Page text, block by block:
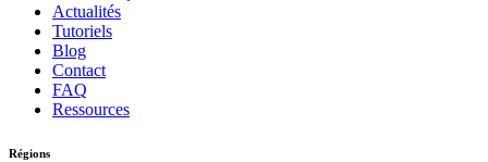
Actualités
Tutoriels
Blog
Contact
FAQ
Ressources
Régions